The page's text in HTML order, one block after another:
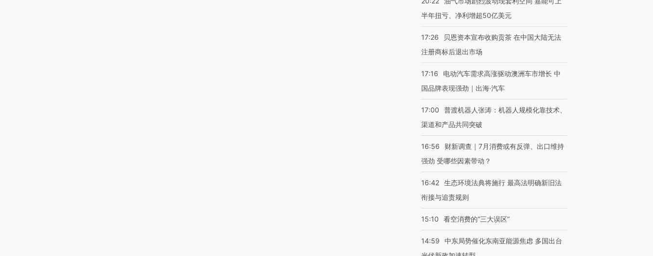
半年扭亏、净利增超50亿美元
17:26
贝恩资本宣布收购贡茶 在中国大陆无法
注册商标后退出市场
17:16
电动汽车需求高涨驱动澳洲车市增长 中
国品牌表现强劲｜出海·汽车
17:00
普渡机器人张涛：机器人规模化靠技术、
渠道和产品共同突破
16:56
财新调查｜7月消费或有反弹、出口维持
强劲 受哪些因素带动？
16:42 生态环境法典将施行 最高法明确新旧法
衔接与追责规则
15:10 看空消费的“三大误区”
14:59
中东局势催化东南亚能源焦虑 多国出台